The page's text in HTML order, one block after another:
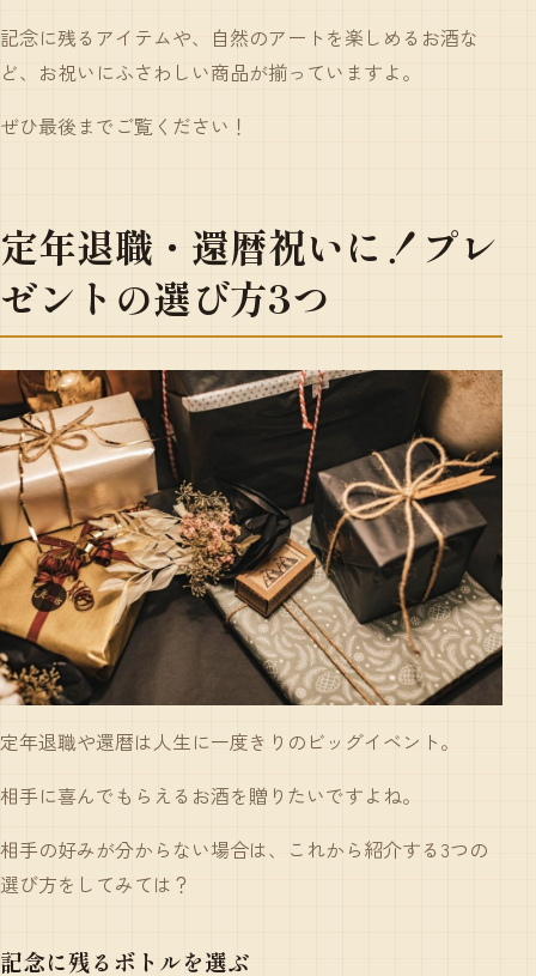
記念に残るアイテムや、自然のアートを楽しめるお酒な
ど、お祝いにふさわしい商品が揃っていますよ。
ぜひ最後までご覧ください！
定年退職・還暦祝いに！プレ
ゼントの選び方3つ
定年退職や還暦は人生に一度きりのビッグイベント。
相手に喜んでもらえるお酒を贈りたいですよね。
相手の好みが分からない場合は、これから紹介する3つの
選び方をしてみては？
記念に残るボトルを選ぶ